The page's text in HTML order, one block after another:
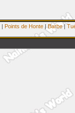
| Points de Honte |Barbe|